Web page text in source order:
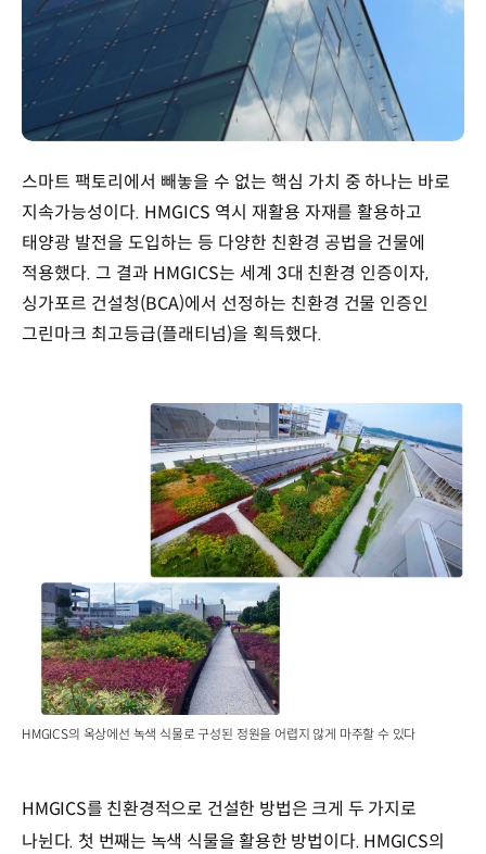
스마트 팩토리에서 빼놓을 수 없는 핵심 가치 중 하나는 바로
지속가능성이다. HMGICS 역시 재활용 자재를 활용하고
태양광 발전을 도입하는 등 다양한 친환경 공법을 건물에
적용했다. 그 결과 HMGICS는 세계 3대 친환경 인증이자,
싱가포르 건설청(BCA)에서 선정하는 친환경 건물 인증인
그린마크 최고등급(플래티넘)을 획득했다.
HMGICS의 옥상에선 녹색 식물로 구성된 정원을 어렵지 않게 마주할 수 있다
HMGICS를 친환경적으로 건설한 방법은 크게 두 가지로
나뉜다. 첫 번째는 녹색 식물을 활용한 방법이다. HMGICS의